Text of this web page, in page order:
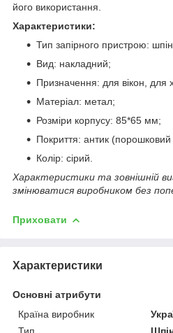
його використання.
Характеристики:
Тип запірного пристрою:
Вид: накладний;
Призначення: для вікон, для
Матеріал: метал;
Розміри корпусу: 85*65 мм;
Покриття: антик
Колір: сірий.
Характеристики та зовнішній
змінюватися виробником без
Приховати
Характеристики
Основні атрибути
Країна виробник
Тип